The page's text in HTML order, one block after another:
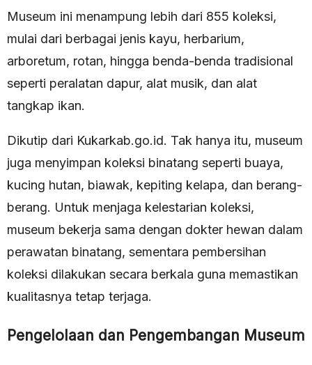
Museum ini menampung lebih dari 855 koleksi,
mulai dari berbagai jenis kayu, herbarium,
arboretum, rotan, hingga benda-benda tradisional
seperti peralatan dapur, alat musik, dan alat
tangkap ikan.
Dikutip dari Kukarkab.go.id. Tak hanya itu, museum
juga menyimpan koleksi binatang seperti buaya,
kucing hutan, biawak, kepiting kelapa, dan berang-
berang. Untuk menjaga kelestarian koleksi,
museum bekerja sama dengan dokter hewan dalam
perawatan binatang, sementara pembersihan
koleksi dilakukan secara berkala guna memastikan
kualitasnya tetap terjaga.
Pengelolaan dan Pengembangan Museum